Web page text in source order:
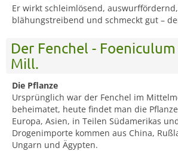
Er wirkt schleimlösend,
blähungstreibend und schmeckt gut –
Der Fenchel -
Mill.
Die Pflanze
Ursprünglich war der Fenchel im
beheimatet, heute findet man die
Europa, Asien, in Teilen Südamerikas
Drogenimporte kommen aus China,
Ungarn und Ägypten.